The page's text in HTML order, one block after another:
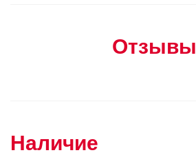
Отзывы
Наличие